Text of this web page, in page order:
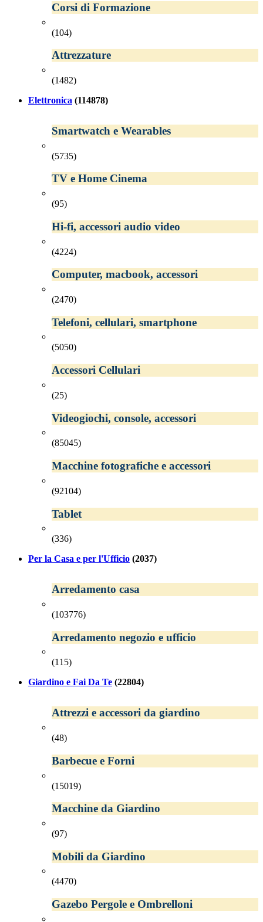
Corsi di Formazione
(104)
Attrezzature
(1482)
Elettronica (114878)
Smartwatch e Wearables
(5735)
TV e Home Cinema
(95)
Hi-fi, accessori audio video
(4224)
Computer, macbook, accessori
(2470)
Telefoni, cellulari, smartphone
(5050)
Accessori Cellulari
(25)
Videogiochi, console, accessori
(85045)
Macchine fotografiche e accessori
(92104)
Tablet
(336)
Per la Casa e per l'Ufficio (2037)
Arredamento casa
(103776)
Arredamento negozio e ufficio
(115)
Giardino e Fai Da Te (22804)
Attrezzi e accessori da giardino
(48)
Barbecue e Forni
(15019)
Macchine da Giardino
(97)
Mobili da Giardino
(4470)
Gazebo Pergole e Ombrelloni